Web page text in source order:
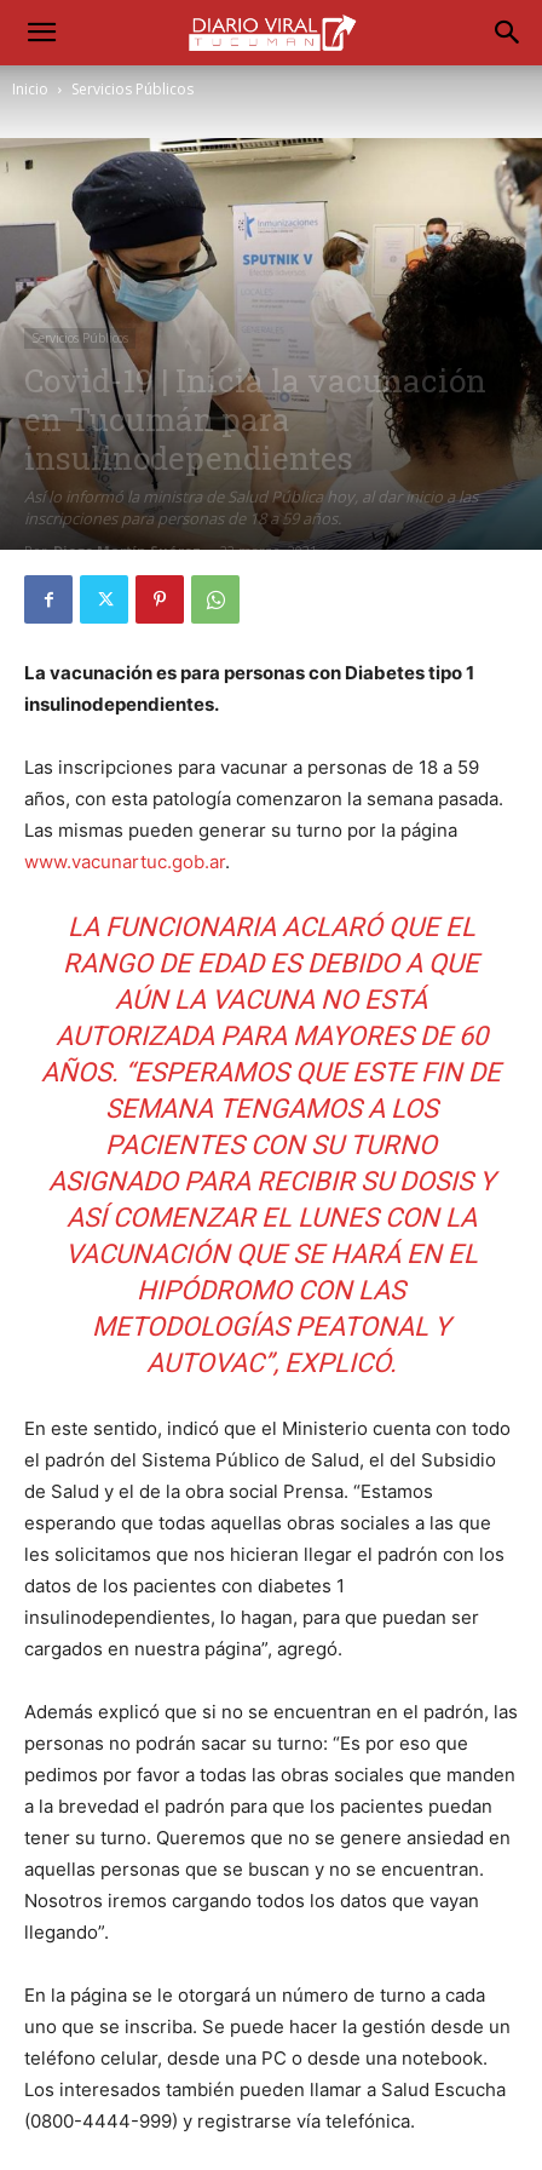
Inicio Servicios Públicos
Servicios Públicos
Covid-19 | Inicia la vacunación
en Tucumán para
insulinodependientes
Así lo informó la ministra de Salud Pública hoy, al dar inicio a las
inscripciones para personas de 18 a 59 años.
Por Diego Martín Suárez - 22 marzo, 2021
La vacunación es para personas con Diabetes tipo 1
insulinodependientes.
Las inscripciones para vacunar a personas de 18 a 59
años, con esta patología comenzaron la semana pasada.
Las mismas pueden generar su turno por la página
www.vacunartuc.gob.ar.
LA FUNCIONARIA ACLARÓ QUE EL
RANGO DE EDAD ES DEBIDO A QUE
AÚN LA VACUNA NO ESTÁ
AUTORIZADA PARA MAYORES DE 60
AÑOS. “ESPERAMOS QUE ESTE FIN DE
SEMANA TENGAMOS A LOS
PACIENTES CON SU TURNO
ASIGNADO PARA RECIBIR SU DOSIS Y
ASÍ COMENZAR EL LUNES CON LA
VACUNACIÓN QUE SE HARÁ EN EL
HIPÓDROMO CON LAS
METODOLOGÍAS PEATONAL Y
AUTOVAC”, EXPLICÓ.
En este sentido, indicó que el Ministerio cuenta con todo
el padrón del Sistema Público de Salud, el del Subsidio
de Salud y el de la obra social Prensa. “Estamos
esperando que todas aquellas obras sociales a las que
les solicitamos que nos hicieran llegar el padrón con los
datos de los pacientes con diabetes 1
insulinodependientes, lo hagan, para que puedan ser
cargados en nuestra página”, agregó.
Además explicó que si no se encuentran en el padrón, las
personas no podrán sacar su turno: “Es por eso que
pedimos por favor a todas las obras sociales que manden
a la brevedad el padrón para que los pacientes puedan
tener su turno. Queremos que no se genere ansiedad en
aquellas personas que se buscan y no se encuentran.
Nosotros iremos cargando todos los datos que vayan
llegando”.
En la página se le otorgará un número de turno a cada
uno que se inscriba. Se puede hacer la gestión desde un
teléfono celular, desde una PC o desde una notebook.
Los interesados también pueden llamar a Salud Escucha
(0800-4444-999) y registrarse vía telefónica.